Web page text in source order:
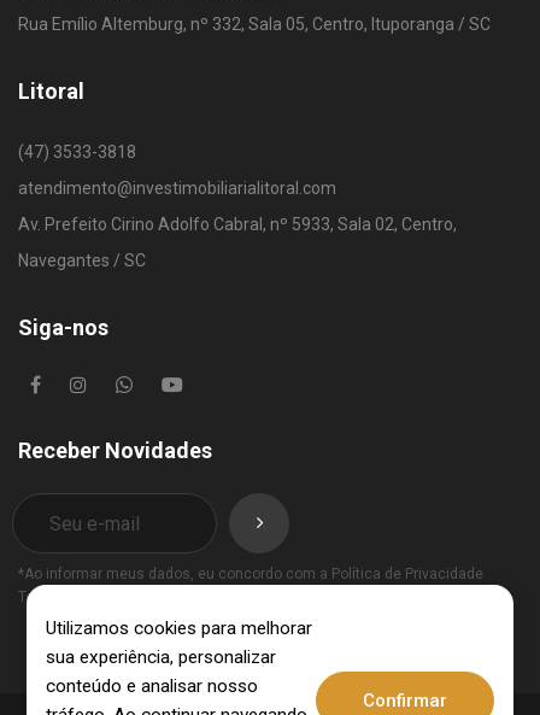
Rua Emílio Altemburg, nº 332, Sala 05, Centro, Ituporanga / SC
Litoral
(47) 3533-3818
atendimento@investimobiliarialitoral.com
Av. Prefeito Cirino Adolfo Cabral, nº 5933, Sala 02, Centro,
Navegantes / SC
Siga-nos
Receber Novidades
*Ao informar meus dados, eu concordo com a Política de Privacidade
Termos de Uso
Utilizamos cookies para melhorar
sua experiência, personalizar
conteúdo e analisar nosso
Confirmar